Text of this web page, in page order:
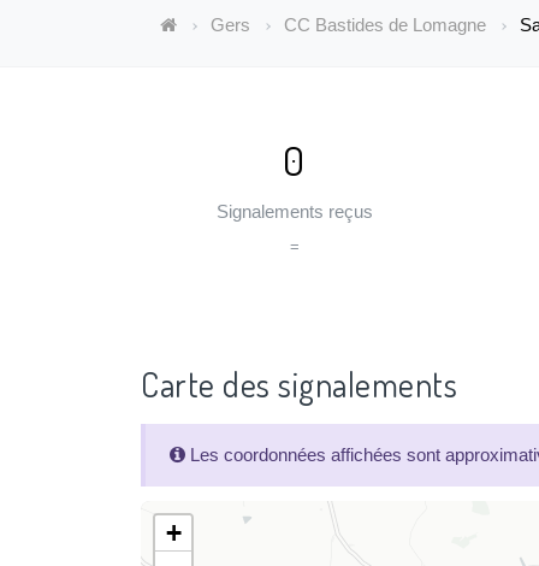
Gers CC Bastides de Lomagne
0
Signalements reçus
=
Carte des signalements
Les coordonnées affichées sont
+